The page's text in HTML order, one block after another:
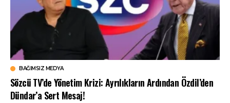
BAĞIMSIZ MEDYA
Sözcü TV’de Yönetim Krizi: Ayrılıkların Ardından Özdil’den
Dündar’a Sert Mesaj!